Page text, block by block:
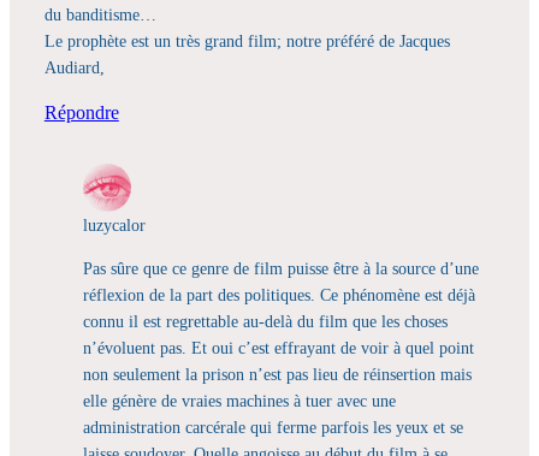
du banditisme…
Le prophète est un très grand film; notre préféré de Jacques
Audiard,
Répondre
luzycalor
Pas sûre que ce genre de film puisse être à la source d’une
réflexion de la part des politiques. Ce phénomène est déjà
connu il est regrettable au-delà du film que les choses
n’évoluent pas. Et oui c’est effrayant de voir à quel point
non seulement la prison n’est pas lieu de réinsertion mais
elle génère de vraies machines à tuer avec une
administration carcérale qui ferme parfois les yeux et se